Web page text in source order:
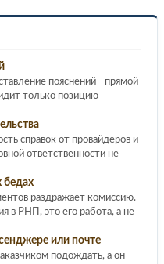
пояснений - прямой
только позицию
справок от провайдеров и
ответственности не
бедах
раздражает комиссию.
в РНП, это его работа, а не
или почте
подождать, а он